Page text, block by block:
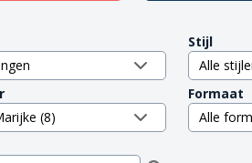
Stijl
Formaat